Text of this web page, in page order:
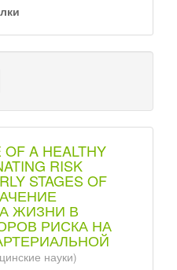
A HEALTHY
RISK
STAGES OF
ЖИЗНИ В
РИСКА НА
науки)